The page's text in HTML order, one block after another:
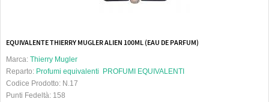
EQUIVALENTE THIERRY MUGLER ALIEN 100ML (EAU DE PARFUM)
Marca: Thierry Mugler
Reparto: Profumi equivalenti
PROFUMI EQUIVALENTI
Codice Prodotto: N.17
Punti Fedeltà: 158